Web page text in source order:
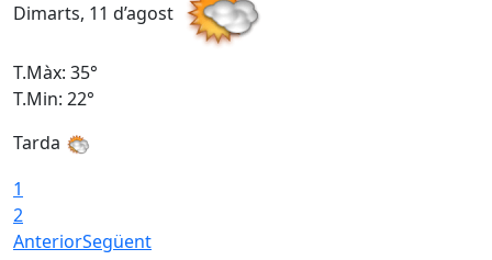
Dimarts, 11 d’agost
T.Màx: 35°
T.Min: 22°
Tarda
1
2
AnteriorSegüent